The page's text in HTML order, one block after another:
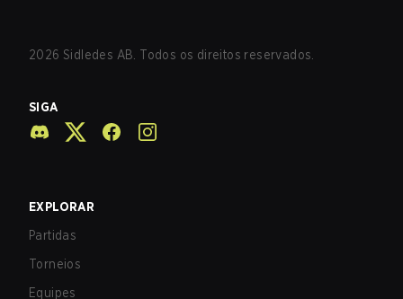
2026 Sidledes AB. Todos os direitos reservados.
SIGA
EXPLORAR
Partidas
Torneios
Equipes